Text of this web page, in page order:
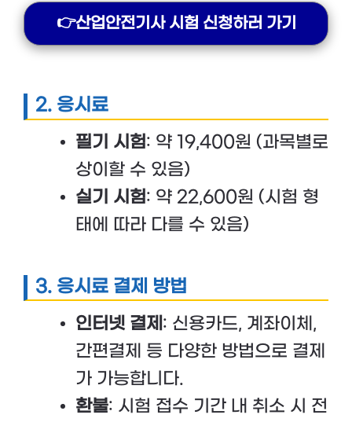
👉산업안전기사 시험 신청하러 가기
2. 응시료
필기 시험: 약 19,400원 (과목별로
상이할 수 있음)
실기 시험: 약 22,600원 (시험 형
태에 따라 다를 수 있음)
3. 응시료 결제 방법
인터넷 결제 : 신용카드, 계좌이체,
간편결제 등 다양한 방법으로 결제
가 가능합니다.
환불: 시험 접수 기간 내 취소 시 전